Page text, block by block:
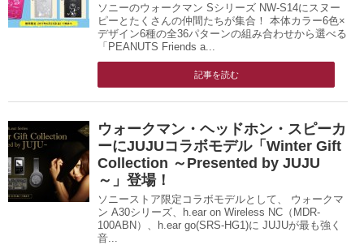
ソニーのウォークマン Sシリーズ NW-S14にスヌー
ピーとたくさんの仲間たちが集合！ 本体カラー6色×
デザイン6種の全36パターンの組み合わせから選べる
「PEANUTS Friends a...
記事を読む
ウォークマン・ヘッドホン・スピーカ
ーにJUJUコラボモデル「Winter Gift
Collection ～Presented by JUJU
～」登場！
ソニーストア限定コラボモデルとして、 ウォークマ
ン A30シリーズ、h.ear on Wireless NC（MDR-
100ABN）、h.ear go(SRS-HG1)に JUJUが最も強く
音...